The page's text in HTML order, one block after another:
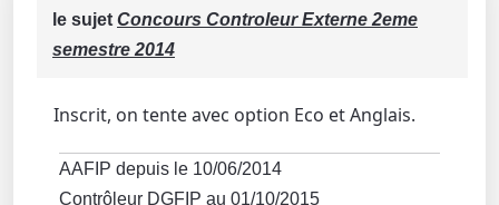
le sujet Concours Controleur Externe 2eme
semestre 2014
Inscrit, on tente avec option Eco et Anglais.
AAFIP depuis le 10/06/2014
Contrôleur DGFIP au 01/10/2015